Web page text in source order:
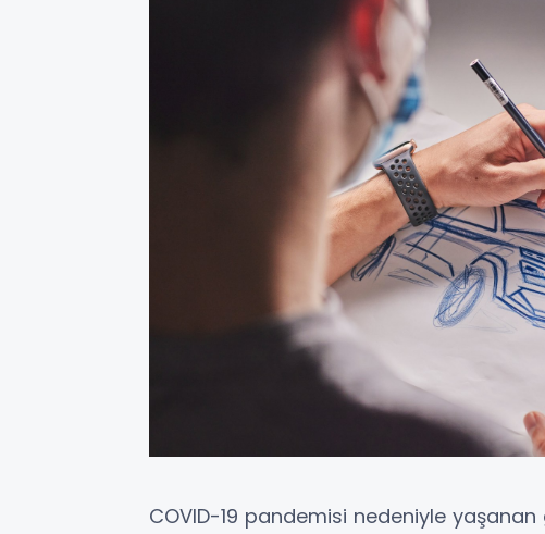
COVID-19 pandemisi nedeniyle yaşanan